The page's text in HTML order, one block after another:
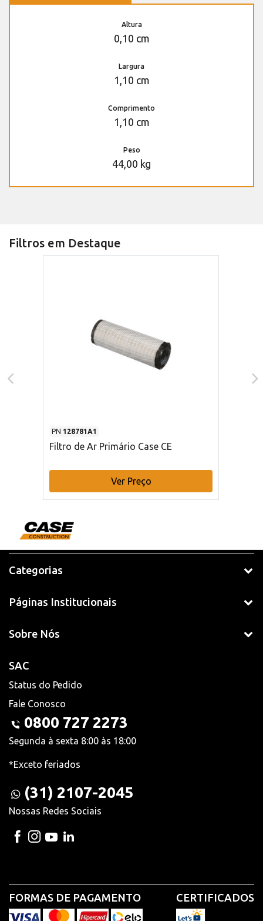
Altura
0,10 cm
Largura
1,10 cm
Comprimento
1,10 cm
Peso
44,00 kg
Filtros em Destaque
PN 128781A1
Filtro de Ar Primário Case CE
Ver Preço
Categorias
Páginas Institucionais
Sobre Nós
SAC
Status do Pedido
Fale Conosco
0800 727 2273
Segunda à sexta 8:00 às 18:00
*Exceto feriados
(31) 2107-2045
Nossas Redes Sociais
FORMAS DE PAGAMENTO CERTIFICADOS